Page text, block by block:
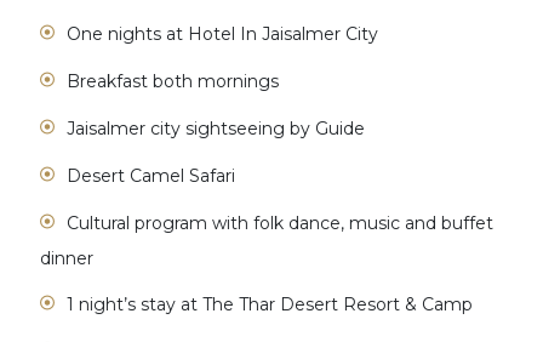
One nights at Hotel In Jaisalmer City
Breakfast both mornings
Jaisalmer city sightseeing by Guide
Desert Camel Safari
Cultural program with folk dance, music and buffet
dinner
1 night’s stay at The Thar Desert Resort & Camp